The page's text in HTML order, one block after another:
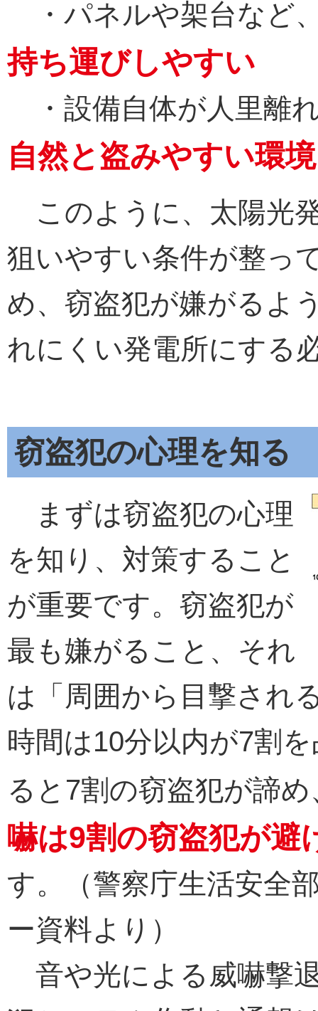
・パネルや架台など
持ち運びしやすい
・設備自体が人里離
自然と盗みやすい環境
このように、太陽光
狙いやすい条件が整っ
め、窃盗犯が嫌がるよ
れにくい発電所にする
窃盗犯の心理を知る
まずは窃盗犯の心理
を知り、対策すること
が重要です。窃盗犯が
最も嫌がること、それ
は「周囲から目撃され
時間は10分以内が7割
ると7割の窃盗犯が諦
嚇は9割の窃盗犯が避
す。（警察庁生活安全
ー資料より）
音や光による威嚇撃